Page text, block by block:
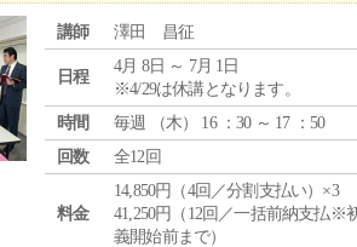
講師 澤田 昌征
日程
4月 8日 ～ 7月 1日
※4/29は休講となります。
時間
毎週 （木） 16 ：30 ～ 17 ：50
回数
全12回
料金
14,850円（4回／分割支払い）×3
41,250円（12回／一括前納支払※
義開始前まで）